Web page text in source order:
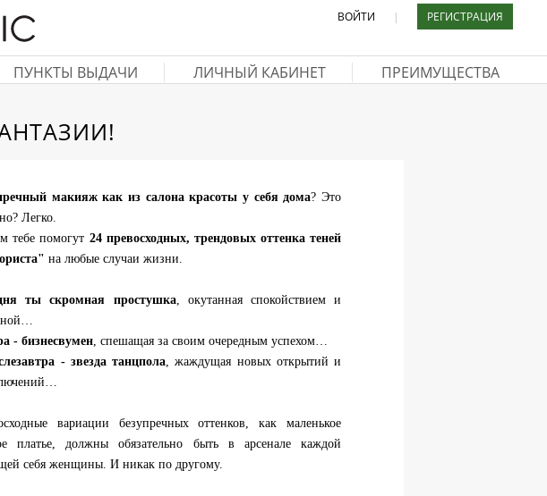
ВОЙТИ | РЕГИСТРАЦИЯ
ПУНКТЫ ВЫДАЧИ ЛИЧНЫЙ КАБИНЕТ ПРЕИМУЩЕСТВА
макияж как из салона красоты у себя дома? Это
Легко.
тебе помогут 24 превосходных, трендовых оттенка теней
на любые случаи жизни.
ты скромная простушка, окутанная спокойствием и
- бизнесвумен, спешащая за своим очередным успехом…
- звезда танцпола, жаждущая новых открытий и
вариации безупречных оттенков, как маленькое
платье, должны обязательно быть в арсенале каждой
себя женщины. И никак по другому.